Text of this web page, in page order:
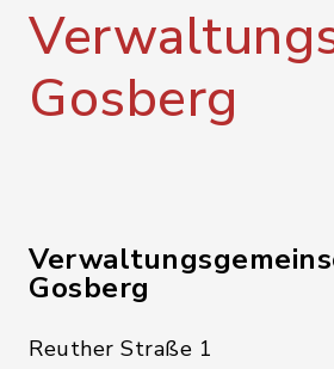
Gosberg
Gosberg
Reuther Straße 1